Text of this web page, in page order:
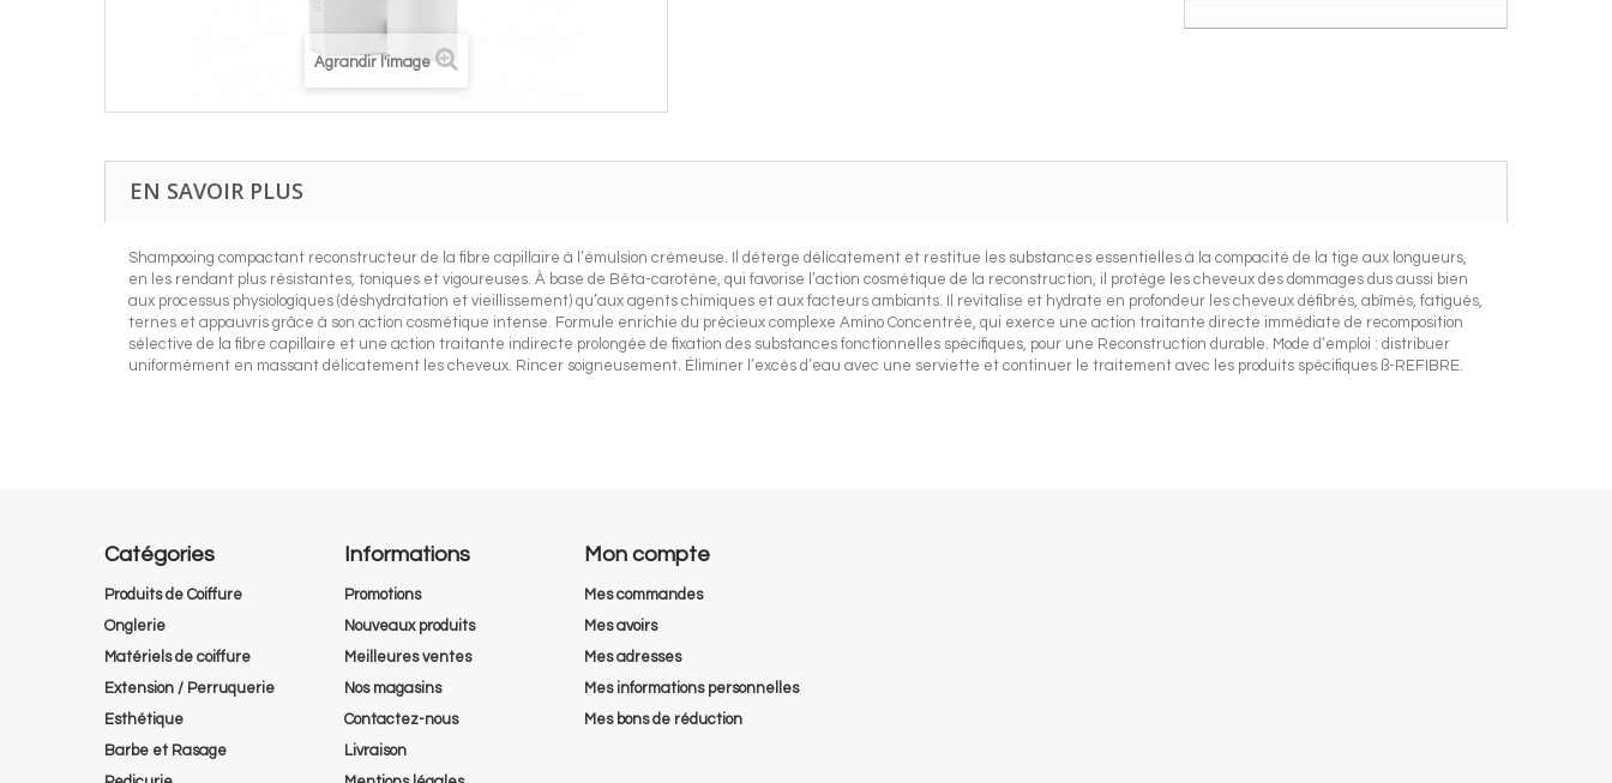
Agrandir l'image
EN SAVOIR PLUS
Shampooing compactant reconstructeur de la fibre capillaire à l’émulsion crémeuse. Il déterge délicatement et restitue les substances essentielles à la compacité de la tige aux longueurs,
en les rendant plus résistantes, toniques et vigoureuses. À base de Bêta-carotène, qui favorise l’action cosmétique de la reconstruction, il protège les cheveux des dommages dus aussi bien
aux processus physiologiques (déshydratation et vieillissement) qu’aux agents chimiques et aux facteurs ambiants. Il revitalise et hydrate en profondeur les cheveux défibrés, abîmés, fatigués,
ternes et appauvris grâce à son action cosmétique intense. Formule enrichie du précieux complexe Amino Concentrée, qui exerce une action traitante directe immédiate de recomposition
sélective de la fibre capillaire et une action traitante indirecte prolongée de fixation des substances fonctionnelles spécifiques, pour une Reconstruction durable. Mode d’emploi : distribuer
uniformément en massant délicatement les cheveux. Rincer soigneusement. Éliminer l’excès d’eau avec une serviette et continuer le traitement avec les produits spécifiques ß-REFIBRE.
Catégories
Produits de Coiffure
Onglerie
Matériels de coiffure
Extension / Perruquerie
Esthétique
Barbe et Rasage
Informations
Promotions
Nouveaux produits
Meilleures ventes
Nos magasins
Contactez-nous
Livraison
Mon compte
Mes commandes
Mes avoirs
Mes adresses
Mes informations personnelles
Mes bons de réduction